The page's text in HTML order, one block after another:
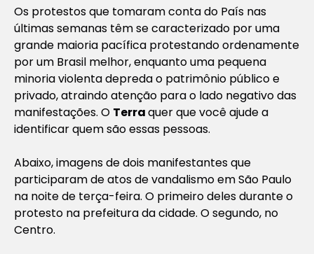
Os protestos que tomaram conta do País nas
últimas semanas têm se caracterizado por uma
grande maioria pacífica protestando ordenamente
por um Brasil melhor, enquanto uma pequena
minoria violenta depreda o patrimônio público e
privado, atraindo atenção para o lado negativo das
manifestações. O Terraquer que você ajude a
identificar quem são essas pessoas.
Abaixo, imagens de dois manifestantes que
participaram de atos de vandalismo em São Paulo
na noite de terça-feira. O primeiro deles durante o
protesto na prefeitura da cidade. O segundo, no
Centro.